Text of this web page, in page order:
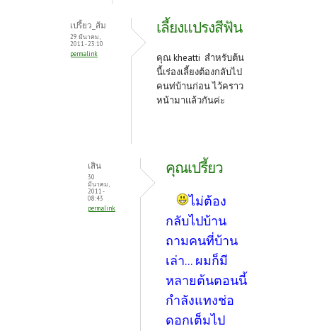
เปรี้ยว_ส้ม
29 มีนาคม,
2011 - 23:10
permalink
เลี้ยงแปรงสีฟัน
คุณ kheatti สำหรับต้น
นี้เร่องเลี้ยงต้องกลับไป
คนท่บ้านก่อน ไว้คราว
หน้ามาแล้วกันค่ะ
เสิน
30
มีนาคม,
2011 -
08:43
permalink
คุณเปรี้ยว
ไม่ต้อง
กลับไปบ้าน
ถามคนที่บ้าน
เล่า... ผมก็มี
หลายต้นตอนนี้
กำลังแทงช่อ
ดอกเต็มไป